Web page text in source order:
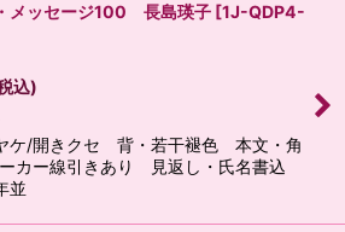
メッセージ100 長島瑛子 [1J-QDP4-
込)
ケ/開きクセ 背・若干褪色 本文・角
カー線引きあり 見返し・氏名書込
並